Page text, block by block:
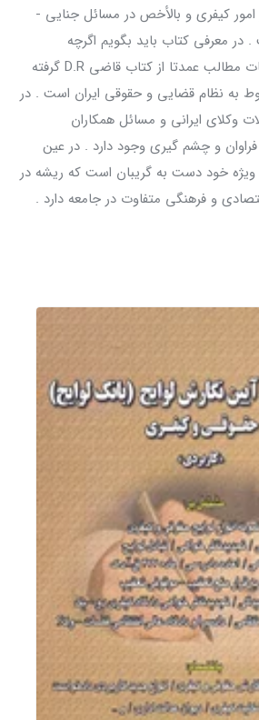
امور کیفری و بالأخص در مسائل جنایی -
معرفی کتاب باید بگویم اگرچه
استخوان بندی و تقسیمات مطالب عمدتا از کتاب قاضی D.R گرفته
به نظام قضایی و حقوقی ایران است . در
وکلای ایرانی و مسائل همکاران
و چشم گیری وجود دارد . در عین
خود دست به گریبان است که ریشه در
و فرهنگی متفاوت در جامعه دارد .